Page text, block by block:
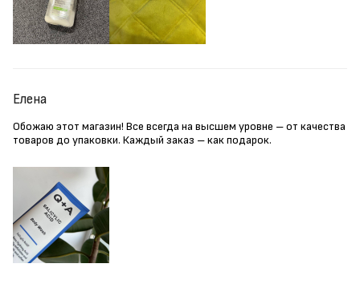
Елена
Обожаю этот магазин! Все всегда на высшем уровне – от качества
товаров до упаковки. Каждый заказ – как подарок.